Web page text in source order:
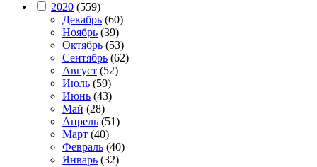
2020 (559)
Декабрь (60)
Ноябрь (39)
Октябрь (53)
Сентябрь (62)
Август (52)
Июль (59)
Июнь (43)
Май (28)
Апрель (51)
Март (40)
Февраль (40)
Январь (32)